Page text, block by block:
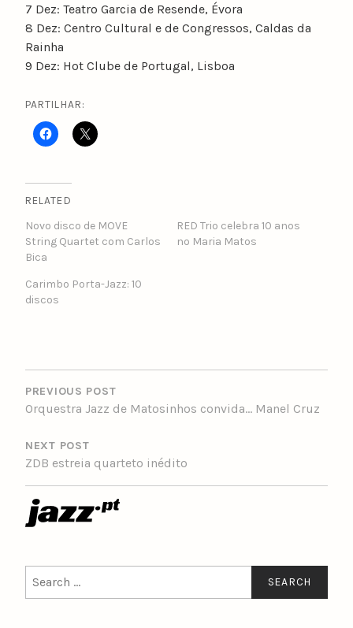
7 Dez: Teatro Garcia de Resende, Évora
8 Dez: Centro Cultural e de Congressos, Caldas da
Rainha
9 Dez: Hot Clube de Portugal, Lisboa
PARTILHAR:
RELATED
Novo disco de MOVE
String Quartet com Carlos
Bica
RED Trio celebra 10 anos
no Maria Matos
Carimbo Porta-Jazz: 10
discos
POST
NAVIGATION
PREVIOUS POST
Orquestra Jazz de Matosinhos convida… Manel Cruz
NEXT POST
ZDB estreia quarteto inédito
for: